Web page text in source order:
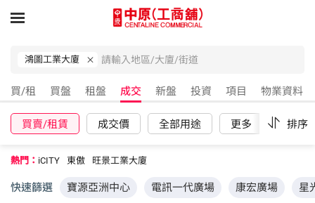
鴻圖工業大廈
買/租 買盤 租盤 成交 新盤 投資 項目 物業資料
買賣/租賃 成交價 全部用途 更多 重設
排序
熱門： iCITY 東傲 旺景工業大廈
快速篩選 寶源亞洲中心 電訊一代廣場 康宏廣場 星